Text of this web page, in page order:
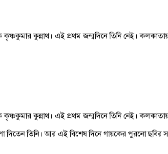
কৃষ্ণকুমার কুন্নাথ। এই প্রথম জন্মদিনে তিনি নেই।
কুন্নাথ। এই প্রথম জন্মদিনে তিনি নেই।
তিনি। আর এই বিশেষ দিনে গায়কের পুরনো ছবির